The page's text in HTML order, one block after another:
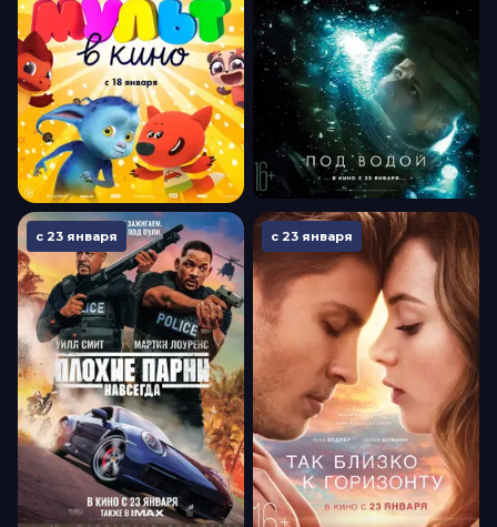
с 23 января с 23 января